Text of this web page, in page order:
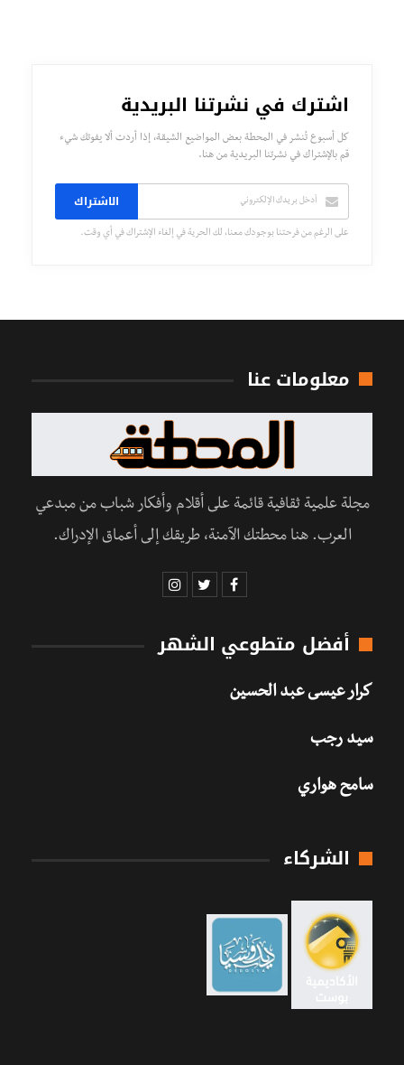
اشترك في نشرتنا البريدية
كل أسبوع تُنشر في المحطة بعض المواضيع الشيقة، إذا أردت ألا يفوتك شيء
قم بالإشتراك في نشرتنا البريدية من هنا.
الاشتراك
على الرغم من فرحتنا بوجودك معنا، لك الحرية في إلغاء الإشتراك في أي وقت.
معلومات عنا
مجلة علمية ثقافية قائمة على أقلام وأفكار شباب من مبدعي
العرب. هنا محطتك الآمنة، طريقك إلى أعماق الإدراك.
أفضل متطوعي الشهر
كرار عيسى عبد الحسين
سيد رجب
سامح هواري
الشركاء